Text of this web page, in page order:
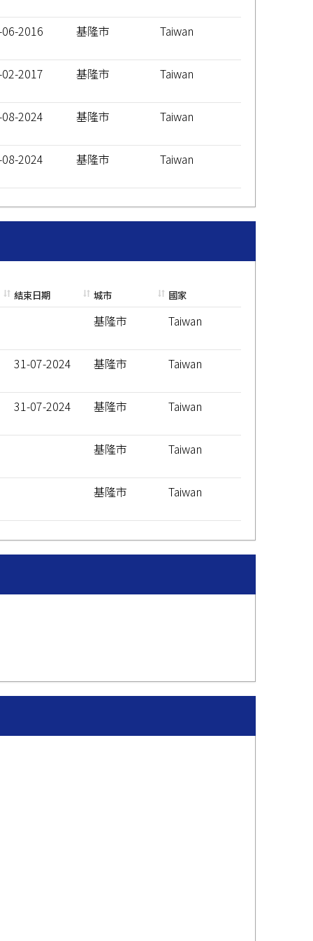
2016 基隆市 Taiwan
2017 基隆市 Taiwan
2024 基隆市 Taiwan
2024 基隆市 Taiwan
結束日期 城市 國家
基隆市 Taiwan
31-07-2024 基隆市 Taiwan
31-07-2024 基隆市 Taiwan
基隆市 Taiwan
基隆市 Taiwan